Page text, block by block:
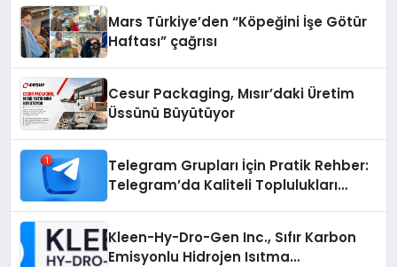
Mars Türkiye’den “Köpeğini İşe Götür
Haftası” çağrısı
Cesur Packaging, Mısır’daki Üretim
Üssünü Büyütüyor
Telegram Grupları İçin Pratik Rehber:
Telegram’da Kaliteli Toplulukları
Kleen-Hy-Dro-Gen Inc., Sıfır Karbon
Emisyonlu Hidrojen Isıtma